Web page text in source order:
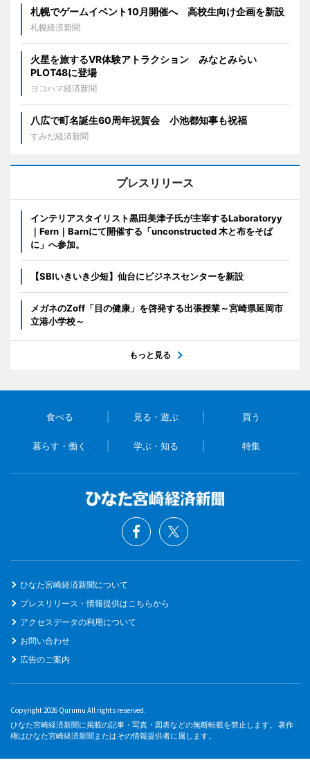
札幌でゲームイベント10月開催へ 高校生向け企画を新設
札幌経済新聞
火星を旅するVR体験アトラクション みなとみらい
PLOT48に登場
ヨコハマ経済新聞
八広で町名誕生60周年祝賀会 小池都知事も祝福
すみだ経済新聞
プレスリリース
インテリアスタイリスト黒田美津子氏が主宰するLaboratoryy
｜Fern｜Barnにて開催する「unconstructed 木と布をそば
に」へ参加。
【SBIいきいき少短】仙台にビジネスセンターを新設
メガネのZoff「目の健康」を啓発する出張授業～宮崎県延岡市
立港小学校～
もっと見る
食べる 見る・遊ぶ 買う
暮らす・働く 学ぶ・知る 特集
ひなた宮崎経済新聞について
プレスリリース・情報提供はこちらから
アクセスデータの利用について
お問い合わせ
広告のご案内
Copyright 2026 Qurumu All rights reserved.
ひなた宮崎経済新聞に掲載の記事・写真・図表などの無断転載を禁止します。 著作
権はひなた宮崎経済新聞またはその情報提供者に属します。